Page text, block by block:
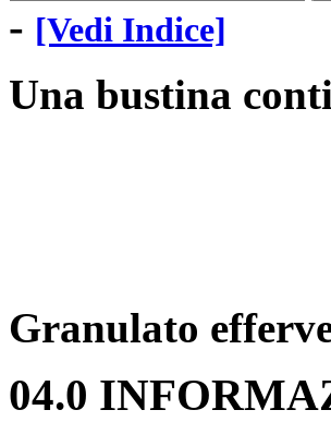
- [Vedi Indice]
Una bustina
Granulato
04.0